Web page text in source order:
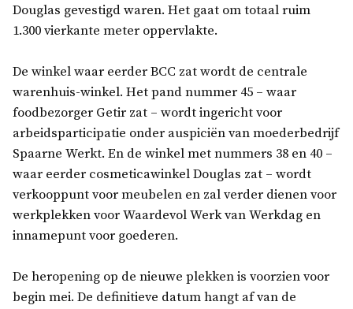
Douglas gevestigd waren. Het gaat om totaal ruim
1.300 vierkante meter oppervlakte.
De winkel waar eerder BCC zat wordt de centrale
warenhuis-winkel. Het pand nummer 45 – waar
foodbezorger Getir zat – wordt ingericht voor
arbeidsparticipatie onder auspiciën van moederbedrijf
Spaarne Werkt. En de winkel met nummers 38 en 40 –
waar eerder cosmeticawinkel Douglas zat – wordt
verkooppunt voor meubelen en zal verder dienen voor
werkplekken voor Waardevol Werk van Werkdag en
innamepunt voor goederen.
De heropening op de nieuwe plekken is voorzien voor
begin mei. De definitieve datum hangt af van de